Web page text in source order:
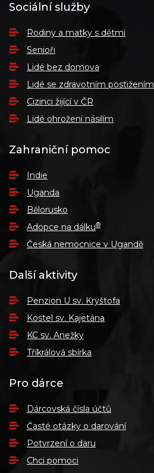
Sociální služby
Rodiny a matky s dětmi
Senioři
Lidé bez domova
Lidé se zdravotním postižením
Cizinci žijící v ČR
Lidé ohrožení násilím
Zahraniční pomoc
Indie
Uganda
Bělorusko
Adopce na dálku®
Česká nemocnice v Ugandě
Další aktivity
Penzion U sv. Kryštofa
Kostel sv. Kajetána
KC sv. Anežky
Tříkrálová sbírka
Pro dárce
Dárcovská čísla účtů
Časté otázky o darování
Potvrzení o daru
Chci pomoci